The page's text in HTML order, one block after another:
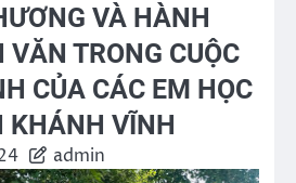
VÀ HÀNH
TRONG CUỘC
CỦA CÁC EM HỌC
KHÁNH VĨNH
admin